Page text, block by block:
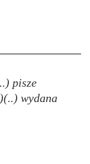
pisze
wydana